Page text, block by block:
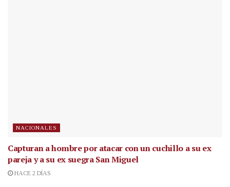
NACIONALES
Capturan a hombre por atacar con un cuchillo a su ex
pareja y a su ex suegra San Miguel
HACE 2 DÍAS